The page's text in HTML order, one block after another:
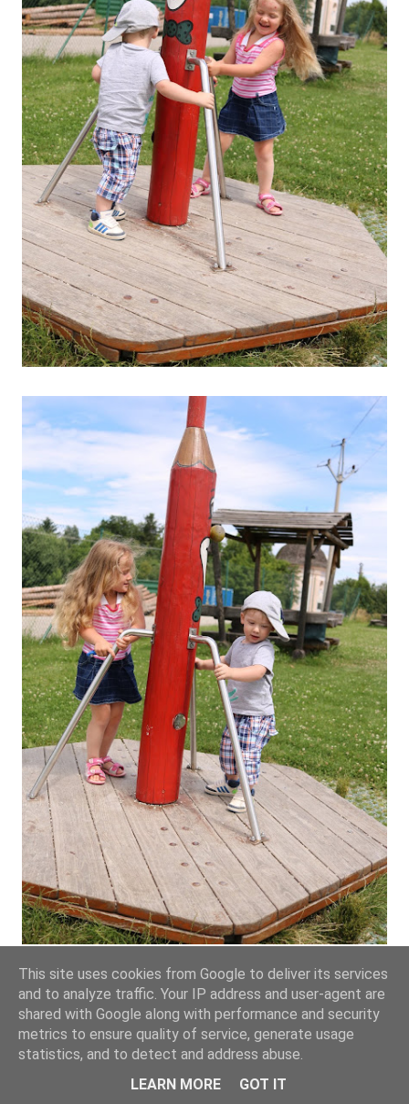
This site uses cookies from Google to deliver its services
and to analyze traffic. Your IP address and user-agent are
shared with Google along with performance and security
metrics to ensure quality of service, generate usage
statistics, and to detect and address abuse.
LEARN MORE
GOT IT